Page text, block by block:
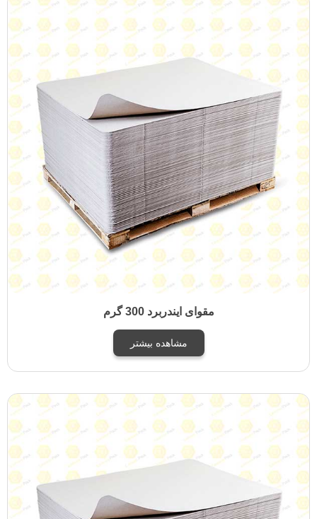
مقوای ایندربرد 300 گرم
مشاهده بیشتر